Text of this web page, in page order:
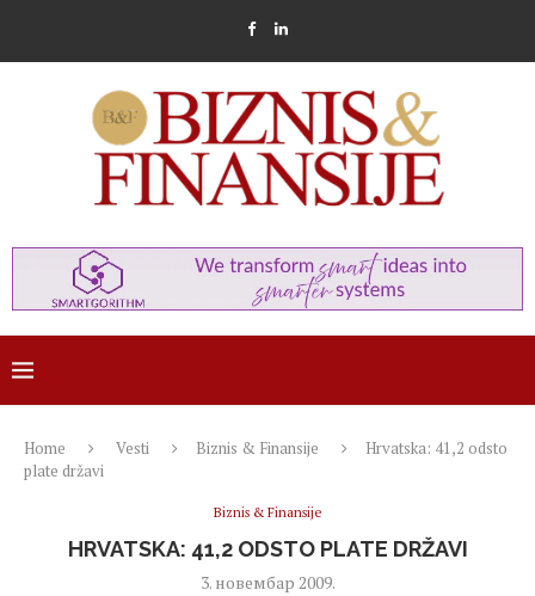
Home Vesti Biznis & Finansije
Hrvatska: 41,2 odsto
plate državi
Biznis & Finansije
HRVATSKA: 41,2 ODSTO PLATE DRŽAVI
3. новембар 2009.